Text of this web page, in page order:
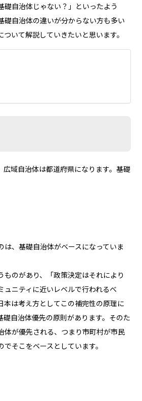
礎自治体じゃない？」といったよう
礎自治体の違いが分からない方も多い
いて解説していきたいと思います。
広域自治体は都道府県になります。基礎
は、基礎自治体がベースになっていま
ものがあり、「政策決定はそれにより
ュニティに近いレベルで行われるべ
本は考え方としてこの補完性の原理に
礎自治体優先の原則があります。そのた
体が優先される、つまり市町村が市民
そこをベースとしています。